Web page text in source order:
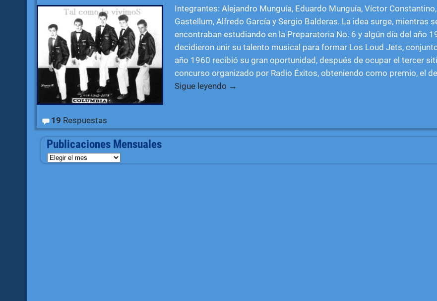
Integrantes: Alejandro Munguía, Eduardo Munguía, Víctor
Gastellum, Alfredo García y Sergio Balderas. La idea surge, mientras
encontraban estudiando en la Preparatoria No. 6 y algún día del año
decidieron unir su talento musical para formar Los Loud Jets,
año 1960 recibió su gran oportunidad, después de ocupar el tercer
concurso organizado por Radio Éxitos, obteniendo como premio, el
Sigue leyendo →
19 Respuestas
Publicaciones Mensuales